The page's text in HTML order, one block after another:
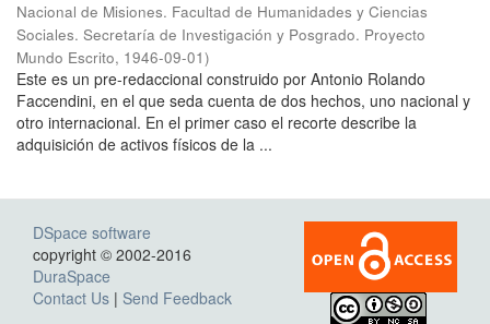
Nacional de Misiones. Facultad de Humanidades y Ciencias
Sociales. Secretaría de Investigación y Posgrado. Proyecto
Mundo Escrito, 1946-09-01)
Este es un pre-redaccional construido por Antonio Rolando
Faccendini, en el que seda cuenta de dos hechos, uno nacional y
otro internacional. En el primer caso el recorte describe la
adquisición de activos físicos de la ...
DSpace software
copyright © 2002-2016
DuraSpace
Contact Us | Send Feedback